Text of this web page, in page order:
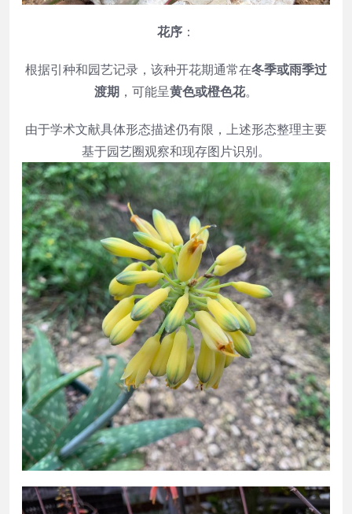
花序 ：
根据引种和园艺记录，该种开花期通常在冬季或雨季过
渡期 ，可能呈黄色或橙色花。
由于学术文献具体形态描述仍有限，上述形态整理主要
基于园艺圈观察和现存图片识别。